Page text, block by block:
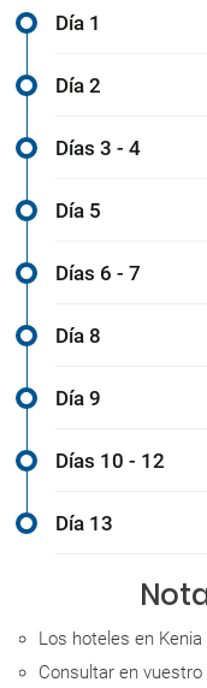
Día 1
Día 2
Días 3 - 4
Día 5
Días 6 - 7
Día 8
Día 9
Días 10 - 12
Día 13
Los hoteles en
Consultar en